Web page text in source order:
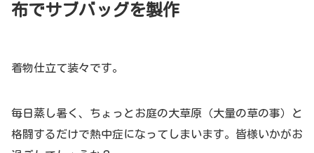
布でサブバッグを製作
着物仕立て装々です。
毎日蒸し暑く、ちょっとお庭の大草原（大量の草の事）と
格闘するだけで熱中症になってしまいます。皆様いかがお